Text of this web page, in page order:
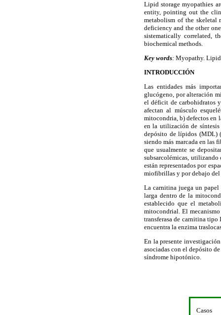
Lipid storage myopathies
entity, pointing out the
metabolism of the skeletal
deficiency and the other
sistematically correlated,
biochemical methods.
Key words: Myopathy.
INTRODUCCIÓN
Las entidades más
glucógeno, por alteración
el déficit de carbohidratos
afectan al músculo
mitocondria, b) defectos en
en la utilización de síntesis
depósito de lípidos (MDL)
siendo más marcada en las
que usualmente se
subsarcolémicas, utilizando
están representados por
miofibrillas y por debajo del
La carnitina juega un papel
larga dentro de la
establecido que el
mitocondrial. El
transferasa de carnitina tipo
encuentra la enzima
En la presente
asociadas con el depósito
síndrome hipotónico.
Casos